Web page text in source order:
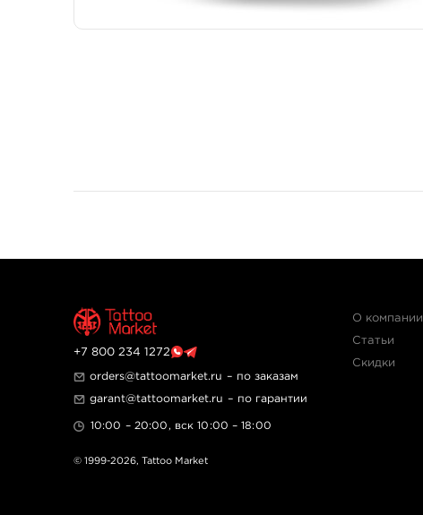
+7 800 234 1272
orders@tattoomarket.ru – по заказам
garant@tattoomarket.ru – по гарантии
10:00 – 20:00, вск 10:00 – 18:00
© 1999-2026, Tattoo Market
О компании
Статьи
Скидки